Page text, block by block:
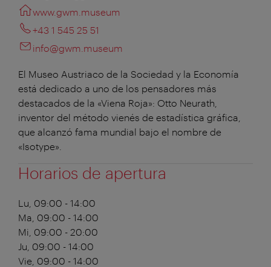
www.gwm.museum
+43 1 545 25 51
info@gwm.museum
El Museo Austriaco de la Sociedad y la Economía
está dedicado a uno de los pensadores más
destacados de la «Viena Roja»: Otto Neurath,
inventor del método vienés de estadística gráfica,
que alcanzó fama mundial bajo el nombre de
«Isotype».
Horarios de apertura
Lu, 09:00 - 14:00
Ma, 09:00 - 14:00
Mi, 09:00 - 20:00
Ju, 09:00 - 14:00
Vie, 09:00 - 14:00